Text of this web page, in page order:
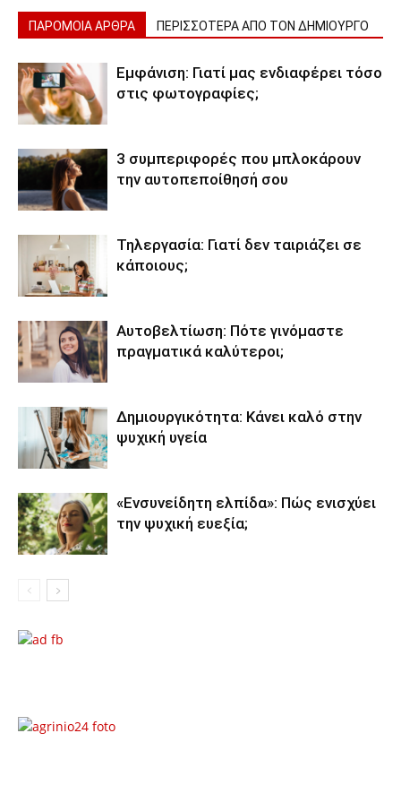
ΠΑΡΟΜΟΙΑ ΑΡΘΡΑ ΠΕΡΙΣΣΟΤΕΡΑ ΑΠΟ ΤΟΝ ΔΗΜΙΟΥΡΓΟ
Εμφάνιση: Γιατί μας ενδιαφέρει τόσο
στις φωτογραφίες;
3 συμπεριφορές που μπλοκάρουν
την αυτοπεποίθησή σου
Τηλεργασία: Γιατί δεν ταιριάζει σε
κάποιους;
Αυτοβελτίωση: Πότε γινόμαστε
πραγματικά καλύτεροι;
Δημιουργικότητα: Κάνει καλό στην
ψυχική υγεία
«Ενσυνείδητη ελπίδα»: Πώς ενισχύει
την ψυχική ευεξία;